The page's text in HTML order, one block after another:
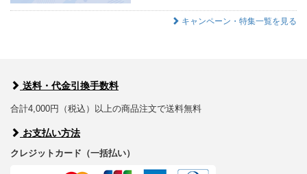
キャンペーン・特集一覧を見る
送料・代金引換手数料
合計4,000円（税込）以上の商品注文で送料無料
お支払い方法
クレジットカード（一括払い）